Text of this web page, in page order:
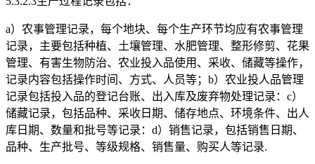
a）农事管理记录，每个地块、每个生产环节均应有农事管理
记录，主要包括种植、土壤管理、水肥管理、整形修剪、花果
管理、有害生物防治、农业投入品使用、采收、储藏等操作，
记录内容包括操作时间、方式、人员等；b）农业投人品管理
记录包括投入品的登记台账、出入库及废弃物处理记录：c）
储藏记录，包括品种、采收日期、储存地点、环境条件、出人
库日期、数量和批号等记录：d）销售记录，包括销售日期、
品种、生产批号、等级规格、销售量、购买人等记录.